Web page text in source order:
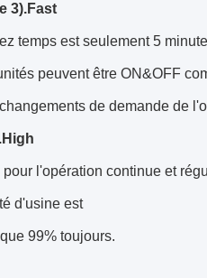
3).Fast
temps est seulement 5
peuvent être ON&OFF
de demande de
pour l'opération continue et
d'usine est
99% toujours.